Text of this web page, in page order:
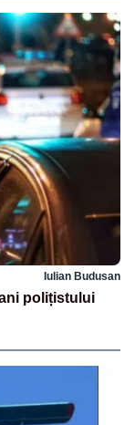
Iulian Budusan
polițistului